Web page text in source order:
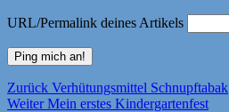
URL/Permalink deines Artikels
Beitragsnavigation
Zurück Vorheriger
Beitrag:
Verhütungsmittel Schnupftabak
Weiter Nächster
Mein erstes Kindergartenfest